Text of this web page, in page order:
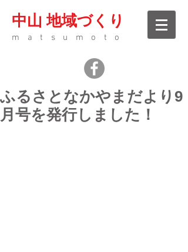
中山 地域づくり
matsumoto
ふるさとなかやまだより9
月号を発行しました！